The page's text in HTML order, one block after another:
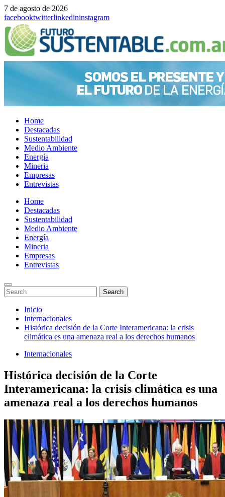
7 de agosto de 2026
facebooktwitterlinkedininstagram
Home
Destacadas
Sustentabilidad
Medio Ambiente
Energía
Mineria
Empresas
Entrevistas
Menu
Home
Destacadas
Sustentabilidad
Medio Ambiente
Energía
Mineria
Empresas
Entrevistas
Enter
Keyword
Search
for:
Search
Search
Saltar
contenido
Inicio
Internacionales
Histórica decisión de la Corte Interamericana: la crisis
climática es una amenaza real a los derechos humanos
Internacionales
Histórica decisión de la Corte
Interamericana: la crisis climática es una
amenaza real a los derechos humanos